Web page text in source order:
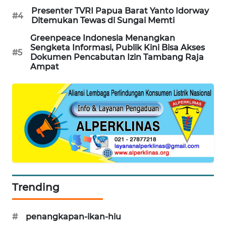
#4
Presenter TVRI Papua Barat Yanto Idorway
Ditemukan Tewas di Sungai Memti
#5
Greenpeace Indonesia Menangkan
Sengketa Informasi, Publik Kini Bisa Akses
Dokumen Pencabutan Izin Tambang Raja
Ampat
Trending
#
penangkapan-ikan-hiu
NEWS
KRT
NEWS
JURNAL
MARITIM
NEWS
GARONGGANG
NEWS